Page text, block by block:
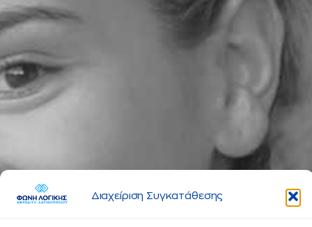
Διαχείριση Συγκατάθεσης